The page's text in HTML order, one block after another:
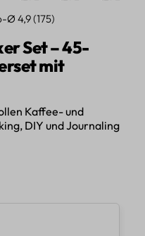
Ø 4,9 (175)
Set – 45-
mit
Kaffee- und
DIY und Journaling